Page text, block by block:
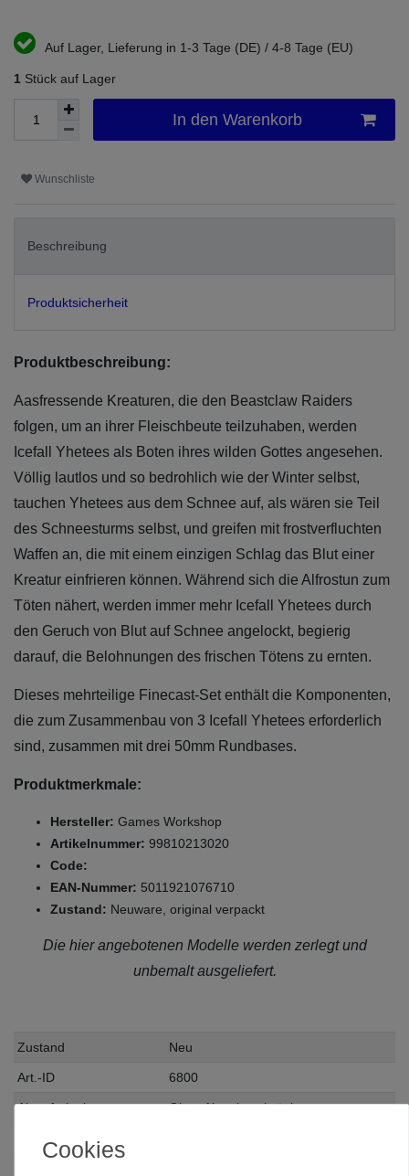
Auf Lager, Lieferung in 1-3 Tage (DE) / 4-8 Tage (EU)
1 Stück auf Lager
In den Warenkorb
Wunschliste
Beschreibung
Produktsicherheit
Produktbeschreibung:
Aasfressende Kreaturen, die den Beastclaw Raiders
folgen, um an ihrer Fleischbeute teilzuhaben, werden
Icefall Yhetees als Boten ihres wilden Gottes angesehen.
Völlig lautlos und so bedrohlich wie der Winter selbst,
tauchen Yhetees aus dem Schnee auf, als wären sie Teil
des Schneesturms selbst, und greifen mit frostverfluchten
Waffen an, die mit einem einzigen Schlag das Blut einer
Kreatur einfrieren können. Während sich die Alfrostun zum
Töten nähert, werden immer mehr Icefall Yhetees durch
den Geruch von Blut auf Schnee angelockt, begierig
darauf, die Belohnungen des frischen Tötens zu ernten.
Dieses mehrteilige Finecast-Set enthält die Komponenten,
die zum Zusammenbau von 3 Icefall Yhetees erforderlich
sind, zusammen mit drei 50mm Rundbases.
Produktmerkmale:
Hersteller: Games Workshop
Artikelnummer: 99810213020
Code:
EAN-Nummer: 5011921076710
Zustand: Neuware, original verpackt
Die hier angebotenen Modelle werden zerlegt und
unbemalt ausgeliefert.
Zustand Neu
Art.-ID 6800
Altersfreigabe Ohne Altersbeschränkung
Cookies